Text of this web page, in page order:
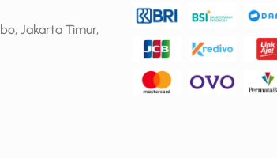
Jakarta Timur,